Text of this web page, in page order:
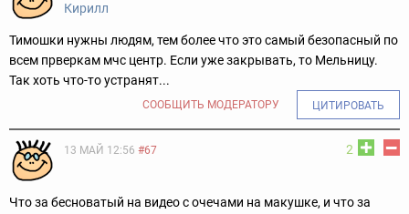
Кирилл
Тимошки нужны людям, тем более что это самый безопасный по
всем прверкам мчс центр. Если уже закрывать, то Мельницу.
Так хоть что-то устранят...
СООБЩИТЬ МОДЕРАТОРУ ЦИТИРОВАТЬ
2
13 МАЙ 12:56 #67
Что за бесноватый на видео с очечами на макушке, и что за